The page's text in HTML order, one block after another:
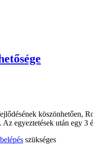
köszönhetően,
egyeztetések után egy
belépés szükséges